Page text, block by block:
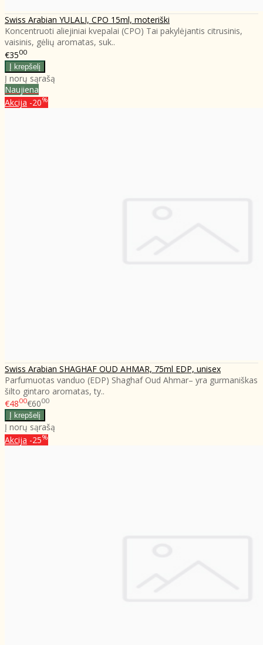
Swiss Arabian YULALI, CPO 15ml, moteriški
Koncentruoti aliejiniai kvepalai (CPO) Tai pakylėjantis citrusinis,
vaisinis, gėlių aromatas, suk..
€3500
Į norų sąrašą
Naujiena
Akcija -20%
Swiss Arabian SHAGHAF OUD AHMAR, 75ml EDP, unisex
Parfumuotas vanduo (EDP) Shaghaf Oud Ahmar– yra gurmaniškas
šilto gintaro aromatas, ty..
€4800€6000
Į norų sąrašą
Akcija -25%